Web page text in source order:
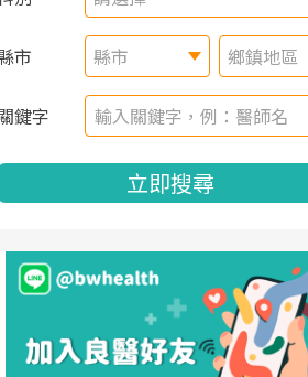
市 縣市 鄉鎮地區
鍵字
立即搜尋